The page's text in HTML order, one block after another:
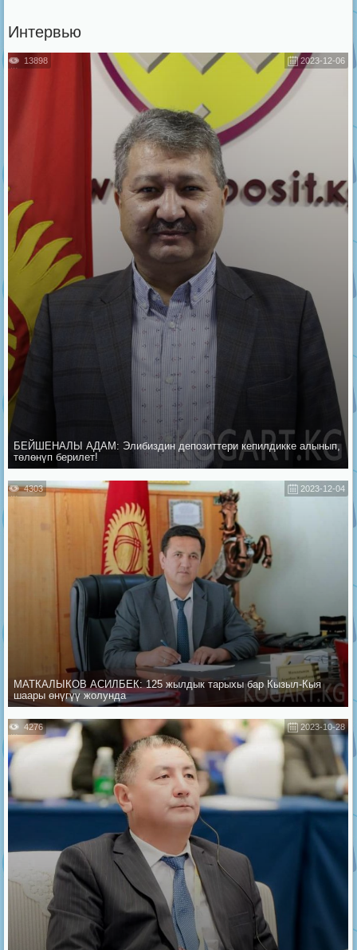
Интервью
2023-12-06
13898
БЕЙШЕНАЛЫ АДАМ: Элибиздин депозиттери кепилдикке алынып,
төлөнүп берилет!
2023-12-04
4303
МАТКАЛЫКОВ АСИЛБЕК: 125 жылдык тарыхы бар Кызыл-Кыя
шаары өнүгүү жолунда
2023-10-28
4276